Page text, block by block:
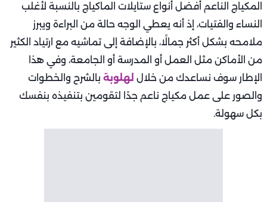
المكياج الناعم أفضل أنواع ستايلات الماكياج بالنسبة لأغلب
النساء والفتيات، إذ أنه يعطي الوجه حالة من البراءة ويبرز
ملامحه بشكل أكثر جمالًا، بالإضافة إلى تماشيه مع ارتياد الكثير
من الأماكن مثل العمل أو المدرسة أو الجامعة، وفي هذا
الإطار سوف نساعدك من خلال لهلوبة بالشرح والخطوات
والصور على عمل مكياج ناعم جدًا لتقومين بتنفيذه بنفسك
بكل سهولة.